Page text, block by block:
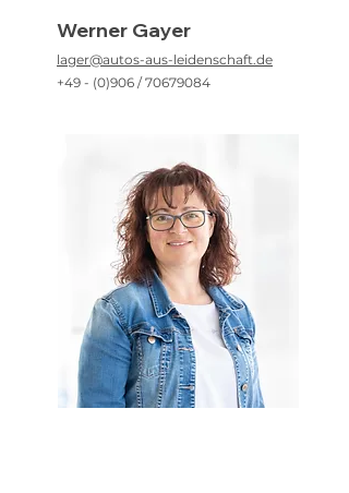
Werner Gayer
lager@autos-aus-leidenschaft.de
+49 - (0)906 / 70679084